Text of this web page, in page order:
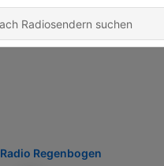
Radio Regenbogen